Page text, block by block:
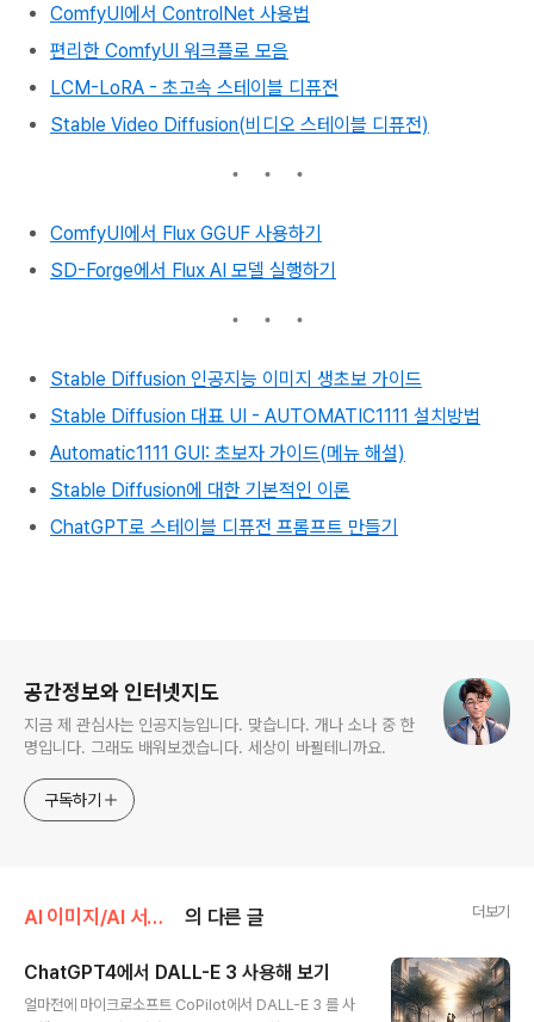
ComfyUI에서 ControlNet 사용법
편리한 ComfyUI 워크플로 모음
LCM-LoRA - 초고속 스테이블 디퓨전
Stable Video Diffusion(비디오 스테이블 디퓨전)
ComfyUI에서 Flux GGUF 사용하기
SD-Forge에서 Flux AI 모델 실행하기
Stable Diffusion 인공지능 이미지 생초보 가이드
Stable Diffusion 대표 UI - AUTOMATIC1111 설치방법
Automatic1111 GUI: 초보자 가이드(메뉴 해설)
Stable Diffusion에 대한 기본적인 이론
ChatGPT로 스테이블 디퓨전 프롬프트 만들기
공간정보와 인터넷지도
지금 제 관심사는 인공지능입니다. 맞습니다. 개나 소나 중 한
명입니다. 그래도 배워보겠습니다. 세상이 바뀔테니까요.
구독하기
AI 이미지/AI 서비스 의 다른 글 더보기
ChatGPT4에서 DALL-E 3 사용해 보기
얼마전에 마이크로소프트 CoPilot에서 DALL-E 3 를 사